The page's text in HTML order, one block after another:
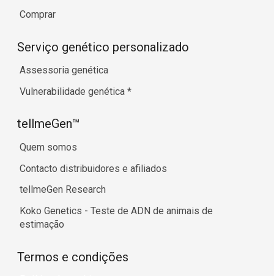
Comprar
Serviço genético personalizado
Assessoria genética
Vulnerabilidade genética *
tellmeGen™
Quem somos
Contacto distribuidores e afiliados
tellmeGen Research
Koko Genetics - Teste de ADN de animais de
estimação
Termos e condições